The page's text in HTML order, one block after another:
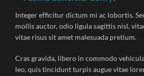
Integer efficitur dictum mi ac lobortis.
mollis auctor, odio ligula sagittis nisl,
vitae risus sit amet malesuada pretium.
Cras gravida, libero in commodo
leo, quis tincidunt turpis augue vitae